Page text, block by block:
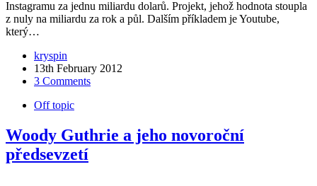
Instagramu za jednu miliardu dolarů. Projekt, jehož hodnota stoupla
z nuly na miliardu za rok a půl. Dalším příkladem je Youtube,
který…
kryspin
13th February 2012
3 Comments
Off topic
Woody Guthrie a jeho novoroční
předsevzetí